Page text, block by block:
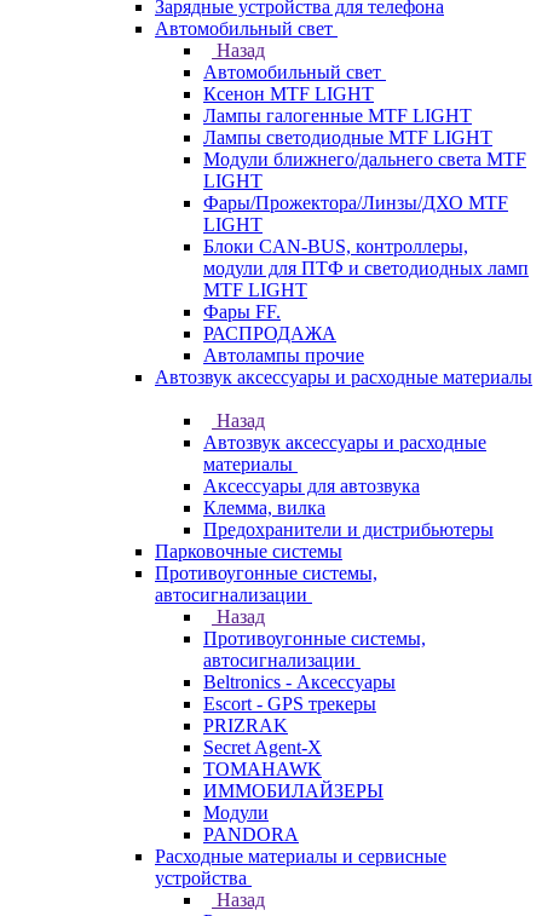
Зарядные устройства для телефона
Автомобильный свет
Назад
Автомобильный свет
Ксенон MTF LIGHT
Лампы галогенные MTF LIGHT
Лампы светодиодные MTF LIGHT
Модули ближнего/дальнего света MTF
LIGHT
Фары/Прожектора/Линзы/ДХО MTF
LIGHT
Блоки CAN-BUS, контроллеры,
модули для ПТФ и светодиодных ламп
MTF LIGHT
Фары FF.
РАСПРОДАЖА
Автолампы прочие
Автозвук аксессуары и расходные материалы
Назад
Автозвук аксессуары и расходные
материалы
Аксессуары для автозвука
Клемма, вилка
Предохранители и дистрибьютеры
Парковочные системы
Противоугонные системы,
автосигнализации
Назад
Противоугонные системы,
автосигнализации
Beltronics - Аксессуары
Escort - GPS трекеры
PRIZRAK
Secret Agent-X
TOMAHAWK
ИММОБИЛАЙЗЕРЫ
Модули
PANDORA
Расходные материалы и сервисные
устройства
Назад